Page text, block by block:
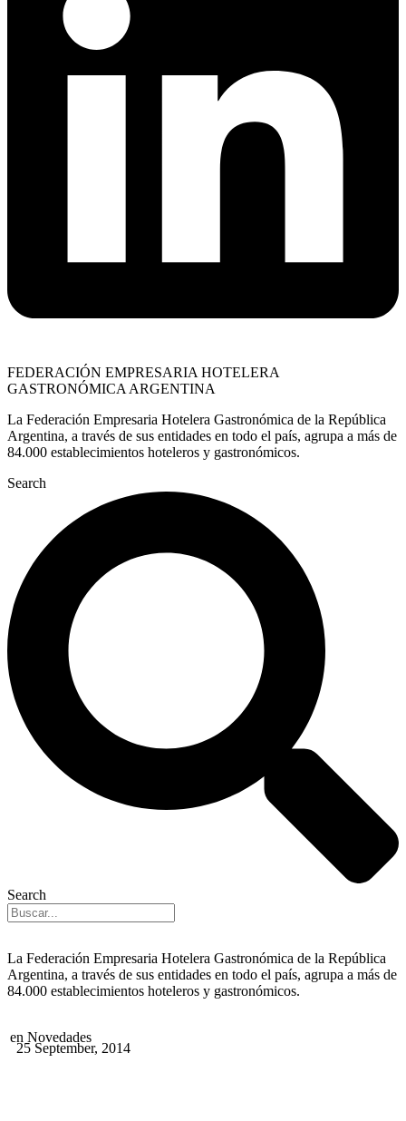
FEDERACIÓN EMPRESARIA HOTELERA
GASTRONÓMICA ARGENTINA
La Federación Empresaria Hotelera Gastronómica de la República
Argentina, a través de sus entidades en todo el país, agrupa a más de
84.000 establecimientos hoteleros y gastronómicos.
Search
Search
La Federación Empresaria Hotelera Gastronómica de la República
Argentina, a través de sus entidades en todo el país, agrupa a más de
84.000 establecimientos hoteleros y gastronómicos.
25 September, 2014
en Novedades